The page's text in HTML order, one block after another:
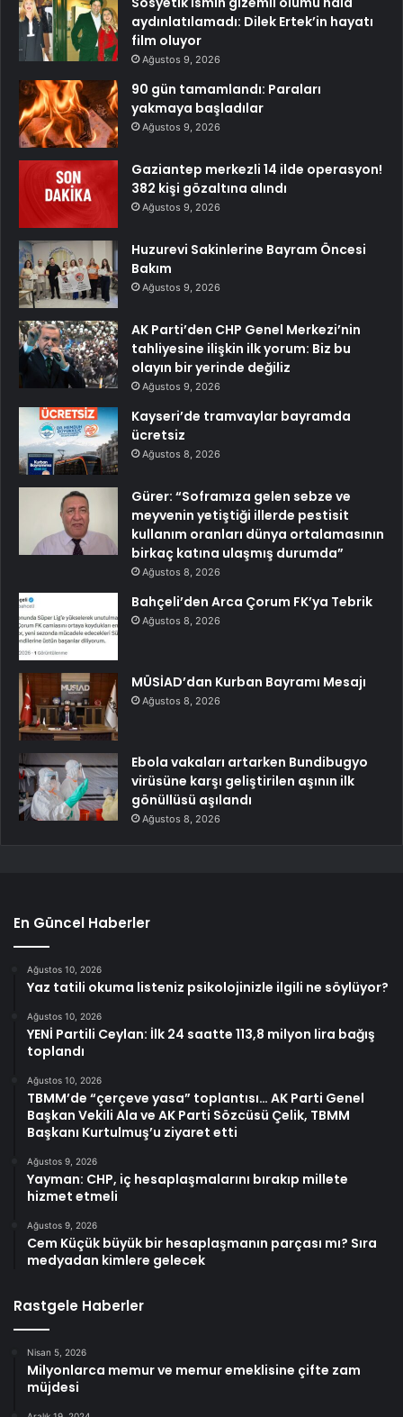
aydınlatılamadı: Dilek Ertek’in hayatı
film oluyor
Ağustos 9, 2026
90 gün tamamlandı: Paraları
yakmaya başladılar
Ağustos 9, 2026
Gaziantep merkezli 14 ilde operasyon!
382 kişi gözaltına alındı
Ağustos 9, 2026
Huzurevi Sakinlerine Bayram Öncesi
Bakım
Ağustos 9, 2026
AK Parti’den CHP Genel Merkezi’nin
tahliyesine ilişkin ilk yorum: Biz bu
olayın bir yerinde değiliz
Ağustos 9, 2026
Kayseri’de tramvaylar bayramda
ücretsiz
Ağustos 8, 2026
Gürer: “Soframıza gelen sebze ve
meyvenin yetiştiği illerde pestisit
kullanım oranları dünya ortalamasının
birkaç katına ulaşmış durumda”
Ağustos 8, 2026
Bahçeli’den Arca Çorum FK’ya Tebrik
Ağustos 8, 2026
MÜSİAD’dan Kurban Bayramı Mesajı
Ağustos 8, 2026
Ebola vakaları artarken Bundibugyo
virüsüne karşı geliştirilen aşının ilk
gönüllüsü aşılandı
Ağustos 8, 2026
En Güncel Haberler
Ağustos 10, 2026
Yaz tatili okuma listeniz psikolojinizle ilgili ne söylüyor?
Ağustos 10, 2026
YENİ Partili Ceylan: İlk 24 saatte 113,8 milyon lira bağış
toplandı
Ağustos 10, 2026
TBMM’de “çerçeve yasa” toplantısı… AK Parti Genel
Başkan Vekili Ala ve AK Parti Sözcüsü Çelik, TBMM
Başkanı Kurtulmuş’u ziyaret etti
Ağustos 9, 2026
Yayman: CHP, iç hesaplaşmalarını bırakıp millete
hizmet etmeli
Ağustos 9, 2026
Cem Küçük büyük bir hesaplaşmanın parçası mı? Sıra
medyadan kimlere gelecek
Rastgele Haberler
Nisan 5, 2026
Milyonlarca memur ve memur emeklisine çifte zam
müjdesi